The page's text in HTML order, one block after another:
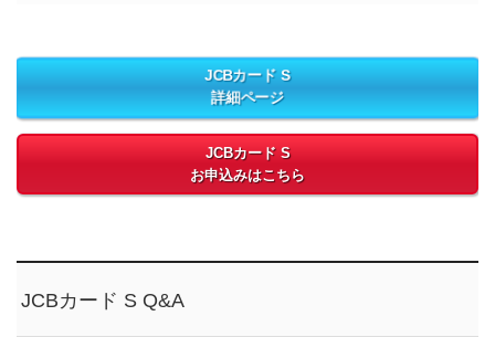
JCBカード S
詳細ページ
JCBカード S
お申込みはこちら
JCBカード S Q&A